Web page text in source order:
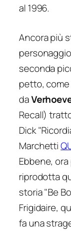
al 1996.
Ancora più
seconda
petto,
da
Recall)
Dick
Marchetti
Ebbene,
riprodotta
storia "Be
Frigidaire,
fa una